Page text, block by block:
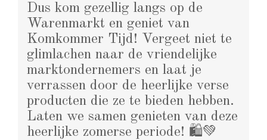
Dus kom gezellig langs op de
Warenmarkt en geniet van
Komkommer Tijd! Vergeet niet te
glimlachen naar de vriendelijke
marktondernemers en laat je
verrassen door de heerlijke verse
producten die ze te bieden hebben.
Laten we samen genieten van deze
heerlijke zomerse periode! 🛍️💚